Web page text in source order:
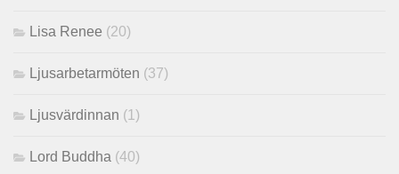
Lisa Renee (20)
Ljusarbetarmöten (37)
Ljusvärdinnan (1)
Lord Buddha (40)